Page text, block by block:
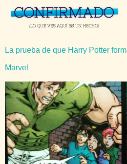
La prueba de que Harry Potter
Marvel